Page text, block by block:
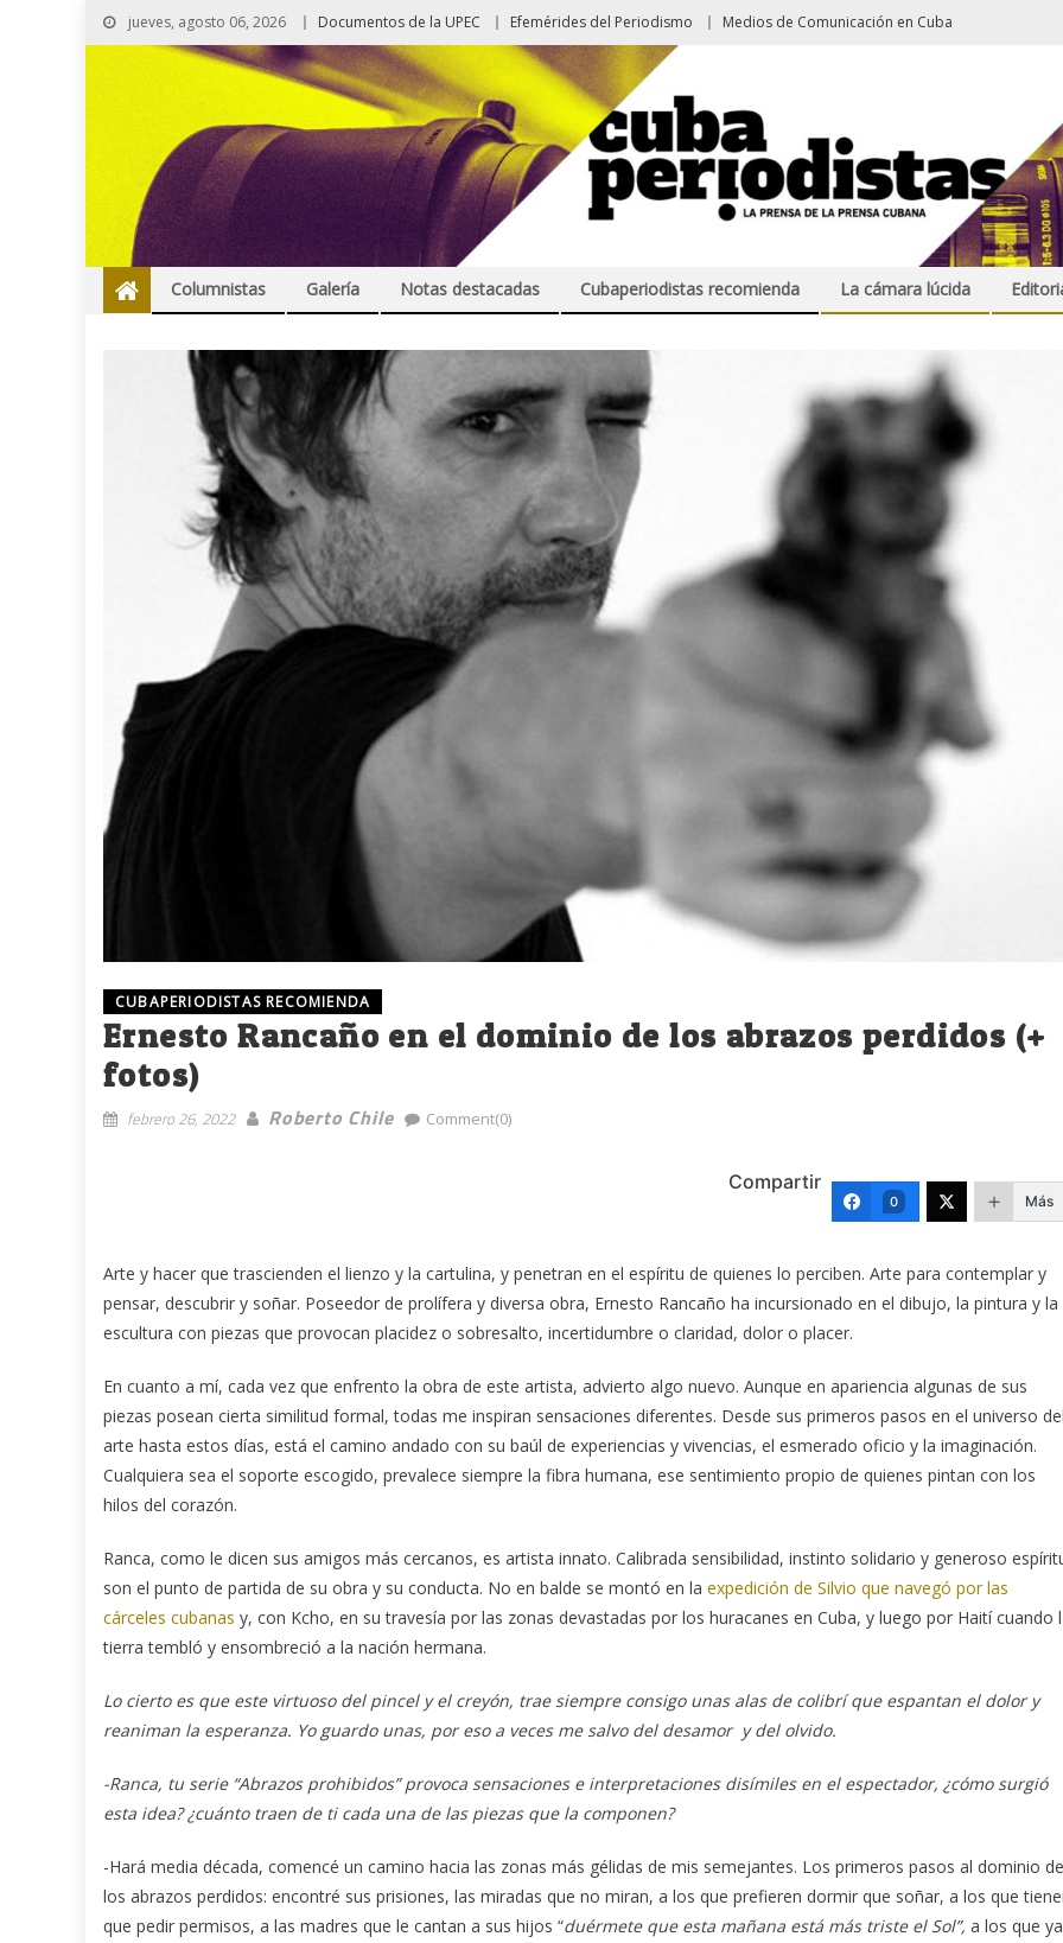
jueves, agosto 06, 2026 Documentos de la UPEC Efemérides del Periodismo Medios de Comunicación en Cuba
Columnistas Galería Notas destacadas Cubaperiodistas recomienda La cámara lúcida
CUBAPERIODISTAS RECOMIENDA
Ernesto Rancaño en el dominio de los abrazos perdidos (+
fotos)
febrero 26, 2022 Roberto Chile Comment(0)
Compartir
0 Más
Arte y hacer que trascienden el lienzo y la cartulina, y penetran en el espíritu de quienes lo perciben. Arte para contemplar y
pensar, descubrir y soñar. Poseedor de prolífera y diversa obra, Ernesto Rancaño ha incursionado en el dibujo, la pintura y la
escultura con piezas que provocan placidez o sobresalto, incertidumbre o claridad, dolor o placer.
En cuanto a mí, cada vez que enfrento la obra de este artista, advierto algo nuevo. Aunque en apariencia algunas de sus
piezas posean cierta similitud formal, todas me inspiran sensaciones diferentes. Desde sus primeros pasos en el universo
arte hasta estos días, está el camino andado con su baúl de experiencias y vivencias, el esmerado oficio y la imaginación.
Cualquiera sea el soporte escogido, prevalece siempre la fibra humana, ese sentimiento propio de quienes pintan con los
hilos del corazón.
Ranca, como le dicen sus amigos más cercanos, es artista innato. Calibrada sensibilidad, instinto solidario y generoso
son el punto de partida de su obra y su conducta. No en balde se montó en la expedición de Silvio que navegó por las
cárceles cubanas y, con Kcho, en su travesía por las zonas devastadas por los huracanes en Cuba, y luego por Haití cuando
tierra tembló y ensombreció a la nación hermana.
Lo cierto es que este virtuoso del pincel y el creyón, trae siempre consigo unas alas de colibrí que espantan el dolor y
reaniman la esperanza. Yo guardo unas, por eso a veces me salvo del desamor y del olvido.
-Ranca, tu serie “Abrazos prohibidos”provoca sensaciones e interpretaciones disímiles en el espectador, ¿cómo surgió
esta idea? ¿cuánto traen de ti cada una de las piezas que la componen?
-Hará media década, comencé un camino hacia las zonas más gélidas de mis semejantes. Los primeros pasos al dominio de
los abrazos perdidos: encontré sus prisiones, las miradas que no miran, a los que prefieren dormir que soñar, a los que
que pedir permisos, a las madres que le cantan a sus hijos “duérmete que esta mañana está más triste el Sol”, a los que ya